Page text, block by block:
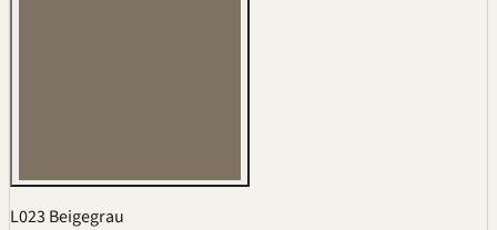
L023 Beigegrau